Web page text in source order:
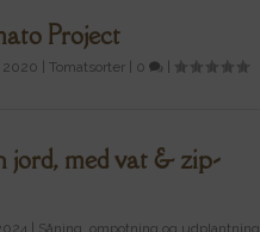
Project
2020 Tomatsorter 0
jord, med vat & zip-
Såning, ompotning og udplantning